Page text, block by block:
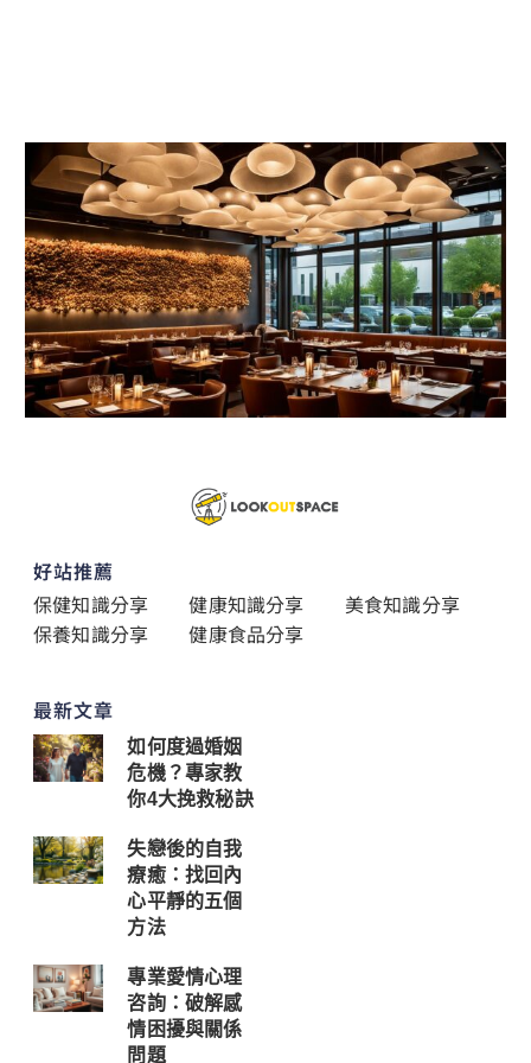
好站推薦
保健知識分享
健康知識分享
美食知識分享
保養知識分享
健康食品分享
最新文章
如何度過婚姻
危機？專家教
你4大挽救秘訣
失戀後的自我
療癒：找回內
心平靜的五個
方法
專業愛情心理
咨詢：破解感
情困擾與關係
問題